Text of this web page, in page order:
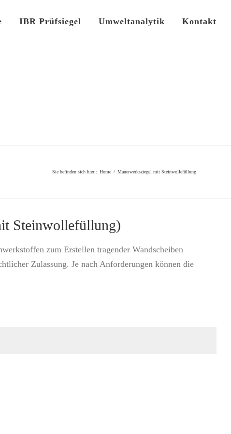
IBR Prüfsiegel Umweltanalytik Kontakt
Sie befinden sich hier:: Home / Mauerwerksziegel mit Steinwollefüllung
Steinwollefüllung)
zum Erstellen tragender Wandscheiben
Zulassung. Je nach Anforderungen können die